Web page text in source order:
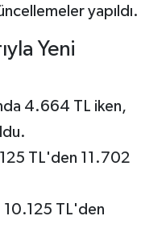
yapıldı.
Yeni
4.664 TL iken,
TL'den 11.702
10.125 TL'den